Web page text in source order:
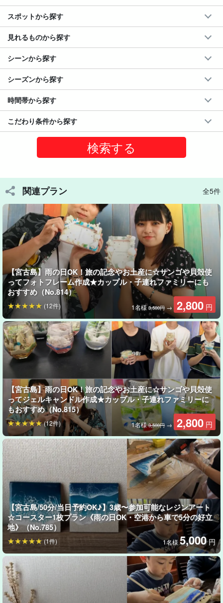
真珠はバターナイフで簡単に取り出せます
真珠貝はバターナイフで取り出せる程開けやすいものです。ま
た、お子様でも安心安全に開けられるようにしております。
バターナイフなので刃先によるケガも防げ、貝から真珠を取り出
す際は先端の尖っていないピンセットを使いますのでご安心くだ
さい♪
貝の匂いが手につかないよう、ビニール手袋を着用していただき
ます。
スポットから探す
見れるものから探す
シーンから探す
シーズンから探す
時間帯から探す
こだわり条件から探す
関連プラン 全5件
【宮古島】雨の日OK！旅の記念やお土産に☆サンゴや貝殻使
ってフォトフレーム作成★カップル・子連れファミリーにも
おすすめ（No.814）
1名様3,500円→ 2,800 円
(12件)
【宮古島】雨の日OK！旅の記念やお土産に☆サンゴや貝殻使
ってジェルキャンドル作成★カップル・子連れファミリーに
もおすすめ（No.815）
1名様3,500円 → 2,800 円
(12件)
【宮古島/50分/当日予約OK♪】3歳〜参加可能なレジンアート
☆コースター1枚プラン《雨の日OK・空港から車で5分の好立
地》（No.785）
1名様5,000 円
(1件)